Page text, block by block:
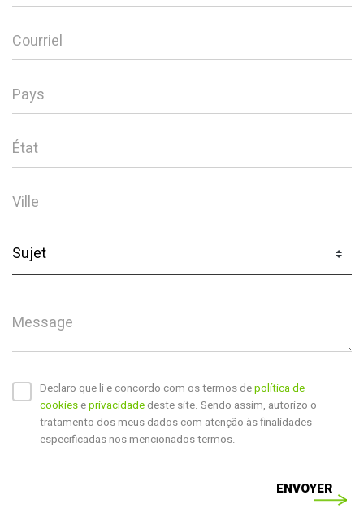
Courriel
Pays
État
Ville
Message
Declaro que li e concordo com os termos depolítica de
cookies eprivacidade deste site. Sendo assim, autorizo o
tratamento dos meus dados com atenção às finalidades
especificadas nos mencionados termos.
ENVOYER